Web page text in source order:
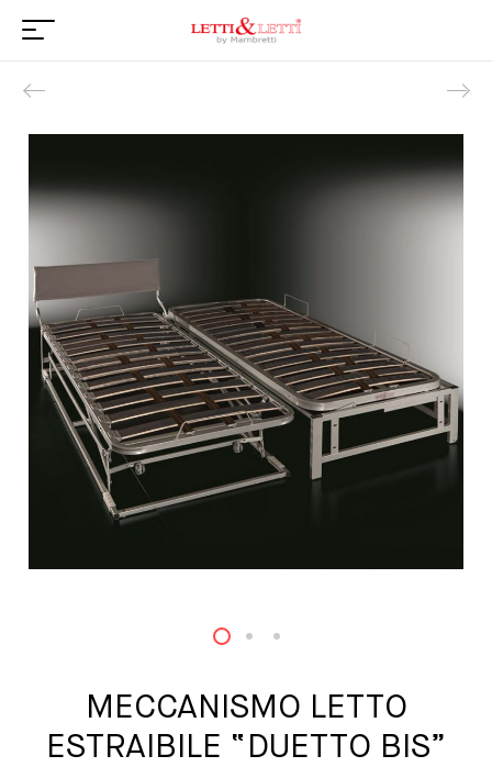
Product navigation
MECCANISMO LETTO
ESTRAIBILE “DUETTO BIS”